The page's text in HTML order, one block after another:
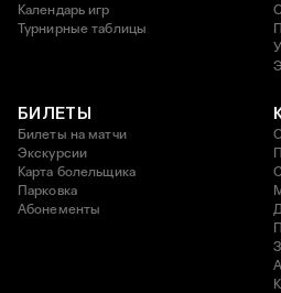
Календарь игр
Турнирные таблицы
БИЛЕТЫ
Билеты на матчи
Экскурсии
Карта болельщика
Парковка
Абонементы